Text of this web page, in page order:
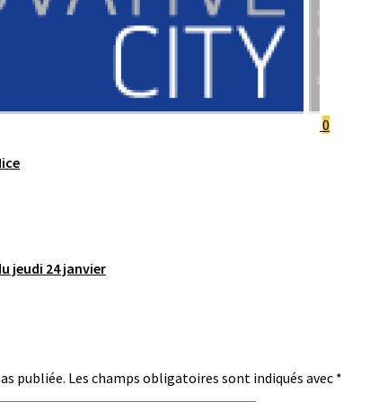
0
jeudi 24 janvier
publiée. Les champs obligatoires sont indiqués avec *